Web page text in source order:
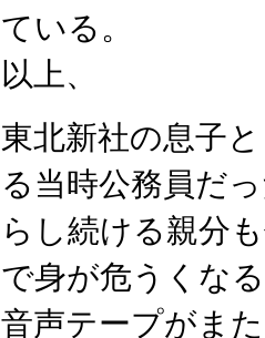
ている。
以上、
東北新社の息子
る当時公務員だ
らし続ける親分
で身が危うくな
音声テープがま